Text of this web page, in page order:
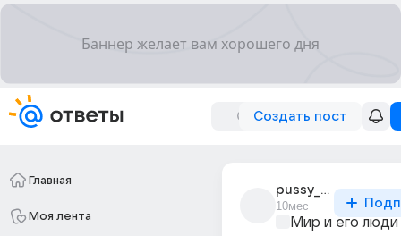
Создать пост
Главная
Моя лента
pussy__licker
10мес
Мир и его люди